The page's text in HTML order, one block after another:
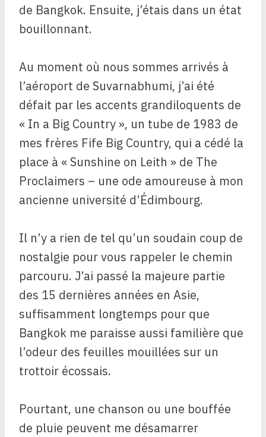
de Bangkok. Ensuite, j’étais dans un état
bouillonnant.
Au moment où nous sommes arrivés à
l’aéroport de Suvarnabhumi, j’ai été
défait par les accents grandiloquents de
« In a Big Country », un tube de 1983 de
mes frères Fife Big Country, qui a cédé la
place à « Sunshine on Leith » de The
Proclaimers – une ode amoureuse à mon
ancienne université d’Édimbourg.
Il n’y a rien de tel qu’un soudain coup de
nostalgie pour vous rappeler le chemin
parcouru. J’ai passé la majeure partie
des 15 dernières années en Asie,
suffisamment longtemps pour que
Bangkok me paraisse aussi familière que
l’odeur des feuilles mouillées sur un
trottoir écossais.
Pourtant, une chanson ou une bouffée
de pluie peuvent me désamarrer